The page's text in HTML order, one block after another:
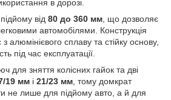
в дорозі.
від 80 до 360 мм , що дозволяє
автомобілями. Конструкція
алюмінієвого сплаву та стійку основу,
під час експлуатації.
для зняття колісних гайок та дві
19 мм і 21/23 мм , тому домкрат
не лише для підйому авто, а й для